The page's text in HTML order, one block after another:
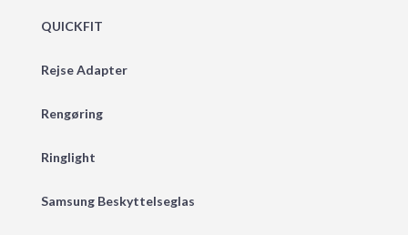
QUICKFIT
Rejse Adapter
Rengøring
Ringlight
Samsung Beskyttelseglas